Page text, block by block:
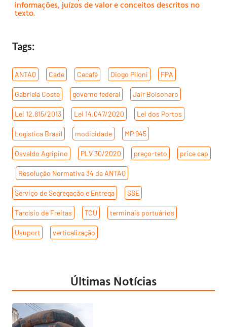
informações, juízos de valor e conceitos descritos no
texto.
Tags:
ANTAQ Cade Cecafé Diogo Piloni FPA
Gabriela Costa governo federal Jair Bolsonaro
Lei 12.815/2013 Lei 14.047/2020 Lei dos Portos
Logística Brasil modicidade MP 945
Osvaldo Agripino PLV 30/2020 preço-teto price cap
Resolução Normativa 34 da ANTAQ
Serviço de Segregação e Entrega SSE
Tarcísio de Freitas TCU terminais portuários
Usuport verticalização
Últimas Notícias